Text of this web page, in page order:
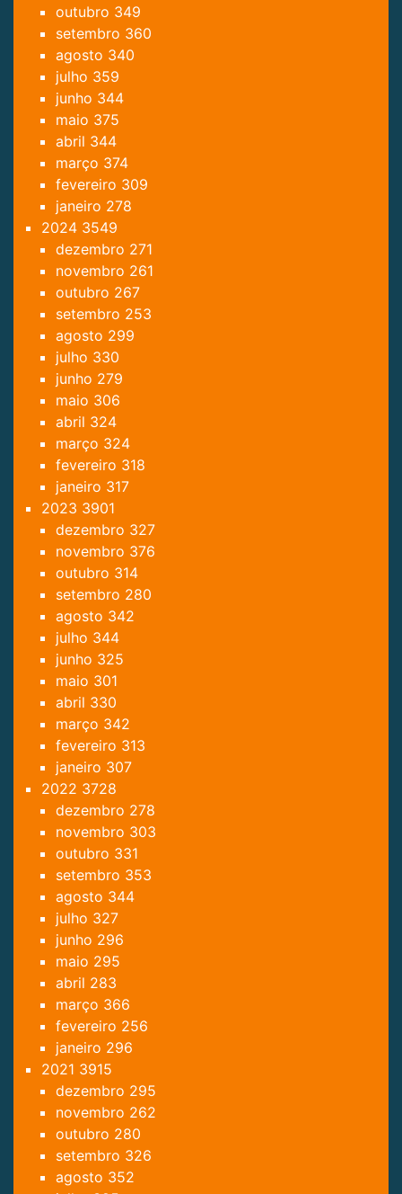
outubro 349
setembro 360
agosto 340
julho 359
junho 344
maio 375
abril 344
março 374
fevereiro 309
janeiro 278
2024 3549
dezembro 271
novembro 261
outubro 267
setembro 253
agosto 299
julho 330
junho 279
maio 306
abril 324
março 324
fevereiro 318
janeiro 317
2023 3901
dezembro 327
novembro 376
outubro 314
setembro 280
agosto 342
julho 344
junho 325
maio 301
abril 330
março 342
fevereiro 313
janeiro 307
2022 3728
dezembro 278
novembro 303
outubro 331
setembro 353
agosto 344
julho 327
junho 296
maio 295
abril 283
março 366
fevereiro 256
janeiro 296
2021 3915
dezembro 295
novembro 262
outubro 280
setembro 326
agosto 352